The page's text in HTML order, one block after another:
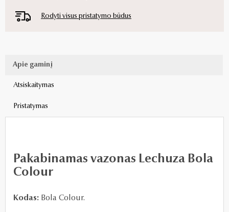
Rodyti visus pristatymo būdus
Apie gaminį
Atsiskaitymas
Pristatymas
Pakabinamas vazonas Lechuza Bola
Colour
Kodas: Bola Colour.